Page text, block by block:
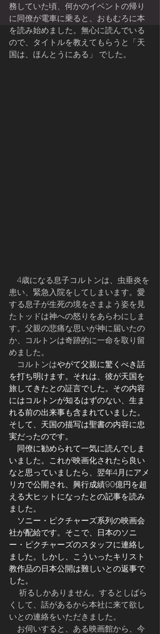
務していた頃、何かのイベントの帰り
に同僚が電車に乗ると、おもむろに本
を読み始めました。無心に読んでいる
ので、タイトルを教えてもらうと「天
国は、ほんとうにある」 でした。
患い、緊急入院をしてしまいます。愛
する息子が生死の境をさまよう姿を見
たトッドは神への怒りをあらわにしま
す。父親の悲痛な思いが神に届いたの
か、コルトンは奇跡的に一命を取り留
めました。
    コルトンは
やがて父親に驚くべき話
を打ち明けます。それは、彼が天国を
旅してきたとの証言でした。その内容
にはコルトンが知るはずのない、生ま
れる前の出来事も含まれていました。
そして、天国の描写は聖書の内容に忠
実だったのです。
いました。これが映画化されたら良い
なと思っていましたら、翌年4月にアメ
リカで公開され、興行成績90億円を超
える大ヒットになったとの記事を読み
ました。
社が配給です。そこで、日本のソニ
ー・ピクチャーズのスタッフに連絡し
ました。しかし、こういったキリスト
教作品の日本公開は難しいとの返事で
した。
くして、話があるから本社に来て欲し
いとの連絡をいただきました。